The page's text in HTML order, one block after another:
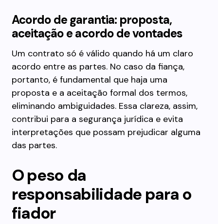
Acordo de garantia: proposta,
aceitação e acordo de vontades
Um contrato só é válido quando há um claro
acordo entre as partes. No caso da fiança,
portanto, é fundamental que haja uma
proposta e a aceitação formal dos termos,
eliminando ambiguidades. Essa clareza, assim,
contribui para a segurança jurídica e evita
interpretações que possam prejudicar alguma
das partes.
O peso da
responsabilidade para o
fiador